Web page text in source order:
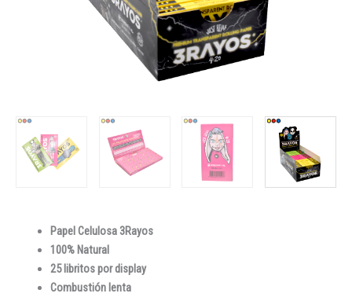
Papel Celulosa 3Rayos
100% Natural
25 libritos por display
Combustión lenta